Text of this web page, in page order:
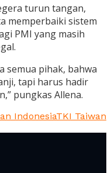
turun tangan,
memperbaiki sistem
PMI yang masih
semua pihak, bahwa
tapi harus hadir
pungkas Allena.
IndonesiaTKI Taiwan